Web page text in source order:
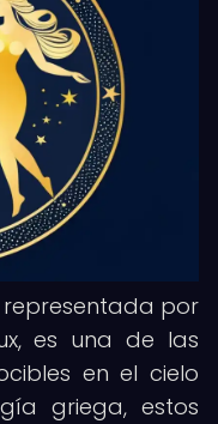
representada por
es una de las
en el cielo
griega, estos